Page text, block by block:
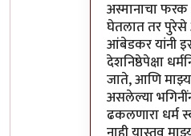
अस्मानाचा
घेतलात तर पुरेसे
आंबेडकर यांनी
देशनिष्ठेपेक्षा
जाते, आणि
असलेल्या
ढकलणारा धर्म